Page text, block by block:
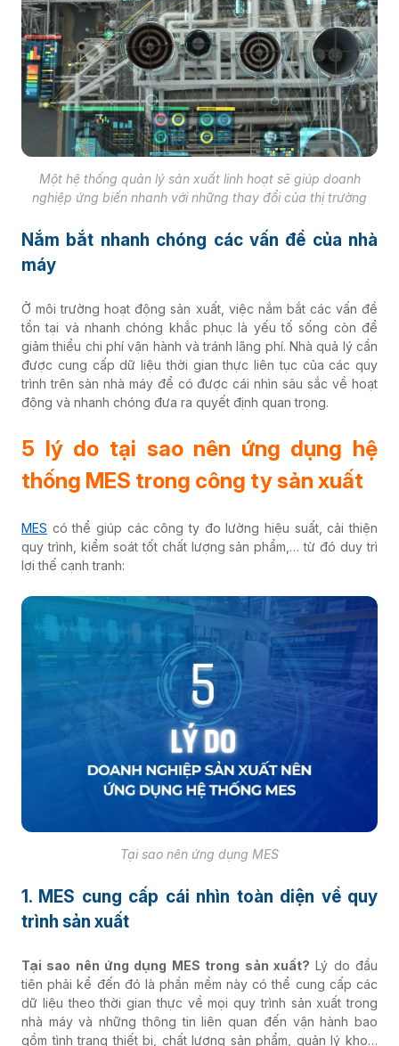
Một hệ thống quản lý sản xuất linh hoạt sẽ giúp doanh
nghiệp ứng biến nhanh với những thay đổi của thị trường
Nắm bắt nhanh chóng các vấn đề của nhà
máy
Ở môi trường hoạt động sản xuất, việc nắm bắt các vấn đề
tồn tại và nhanh chóng khắc phục là yếu tố sống còn để
giảm thiểu chi phí vận hành và tránh lãng phí. Nhà quả lý cần
được cung cấp dữ liệu thời gian thực liên tục của các quy
trình trên sàn nhà máy để có được cái nhìn sâu sắc về hoạt
động và nhanh chóng đưa ra quyết định quan trọng.
5 lý do tại sao nên ứng dụng hệ
thống MES trong công ty sản xuất
MES có thể giúp các công ty đo lường hiệu suất, cải thiện
quy trình, kiểm soát tốt chất lượng sản phẩm,… từ đó duy trì
lợi thế cạnh tranh:
Tại sao nên ứng dụng MES
1. MES cung cấp cái nhìn toàn diện về quy
trình sản xuất
Tại sao nên ứng dụng MES trong sản xuất? Lý do đầu
tiên phải kể đến đó là phần mềm này có thể cung cấp các
dữ liệu theo thời gian thực về mọi quy trình sản xuất trong
nhà máy và nhữngthông tin liên quan đến vận hành bao
gồm tình trạng thiết bị, chất lượng sản phẩm, quản lý kho…